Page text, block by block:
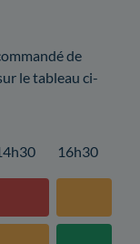
de
le tableau ci-
16h30